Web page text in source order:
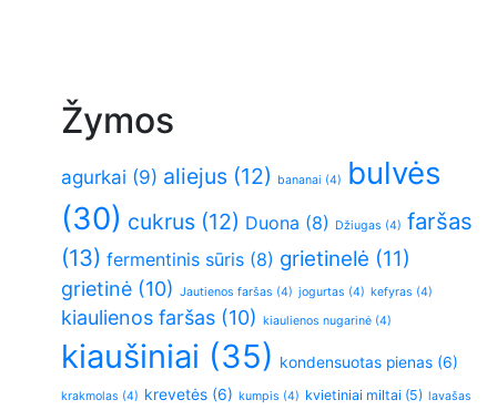
Žymos
agurkai (9) aliejus (12) bananai (4)
bulvės
(30) cukrus (12) Duona (8) Džiugas (4) faršas
(13) fermentinis sūris (8) grietinelė (11)
grietinė (10) Jautienos faršas (4) jogurtas (4) kefyras (4)
kiaulienos faršas (10) kiaulienos nugarinė (4)
kiaušiniai (35) kondensuotas pienas (6)
krakmolas (4) krevetės (6) kumpis (4) kvietiniai miltai (5) lavašas